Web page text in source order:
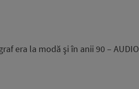
era la modă şi în anii 90 – AUDIO